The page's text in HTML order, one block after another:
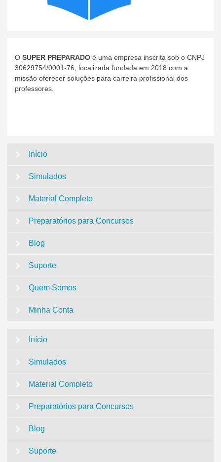
O SUPER PREPARADO é uma empresa inscrita sob o CNPJ
30629754/0001-76, localizada fundada em 2018 com a
missão oferecer soluções para carreira profissional dos
professores.
Início
Simulados
Material Completo
Preparatórios para Concursos
Blog
Suporte
Quem Somos
Minha Conta
Início
Simulados
Material Completo
Preparatórios para Concursos
Blog
Suporte